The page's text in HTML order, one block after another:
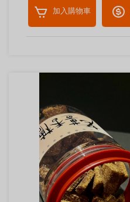
加入購物車